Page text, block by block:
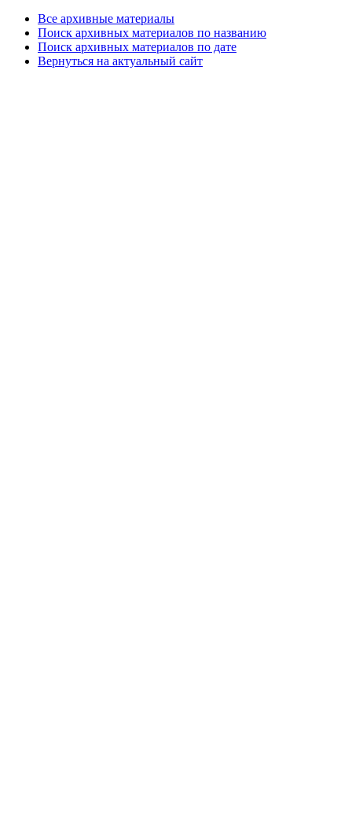
Все архивные материалы
Поиск архивных материалов по названию
Поиск архивных материалов по дате
Вернуться на актуальный сайт